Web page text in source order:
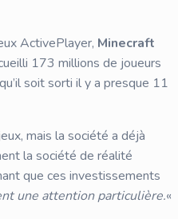
ActivePlayer, Minecraft
173 millions de joueurs
soit sorti il y a presque 11
mais la société a déjà
la société de réalité
que ces investissements
une attention particulière.«